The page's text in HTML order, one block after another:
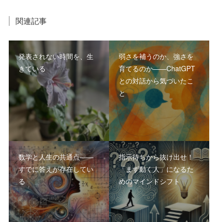
関連記事
発表されない時間を、生
きている
弱さを補うのか、強さを
育てるのか――ChatGPT
との対話から気づいたこ
と
数学と人生の共通点――
すでに答えが存在してい
る
指示待ちから抜け出せ！
「まず動く人」になるた
めのマインドシフト